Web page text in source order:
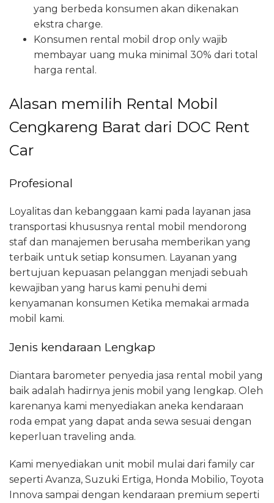
yang berbeda konsumen akan dikenakan
ekstra charge.
Konsumen rental mobil drop only wajib
membayar uang muka minimal 30% dari total
harga rental.
Alasan memilih Rental Mobil
Cengkareng Barat dari DOC Rent
Car
Profesional
Loyalitas dan kebanggaan kami pada layanan jasa
transportasi khususnya rental mobil mendorong
staf dan manajemen berusaha memberikan yang
terbaik untuk setiap konsumen. Layanan yang
bertujuan kepuasan pelanggan menjadi sebuah
kewajiban yang harus kami penuhi demi
kenyamanan konsumen Ketika memakai armada
mobil kami.
Jenis kendaraan Lengkap
Diantara barometer penyedia jasa rental mobil yang
baik adalah hadirnya jenis mobil yang lengkap. Oleh
karenanya kami menyediakan aneka kendaraan
roda empat yang dapat anda sewa sesuai dengan
keperluan traveling anda.
Kami menyediakan unit mobil mulai dari family car
seperti Avanza, Suzuki Ertiga, Honda Mobilio, Toyota
Innova sampai dengan kendaraan premium seperti